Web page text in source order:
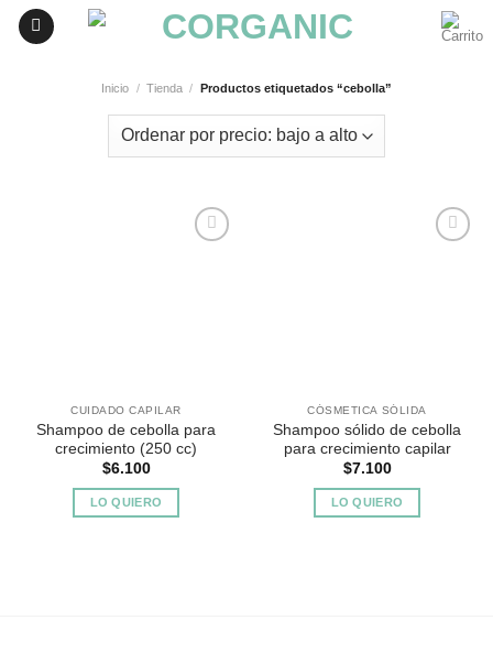
Skip
Inicio / Tienda / Productos etiquetados “cebolla”
CUIDADO CAPILAR
Shampoo de cebolla para
crecimiento (250 cc)
$6.100
LO QUIERO
CÓSMETICA SÓLIDA
Shampoo sólido de cebolla
para crecimiento capilar
$7.100
LO QUIERO